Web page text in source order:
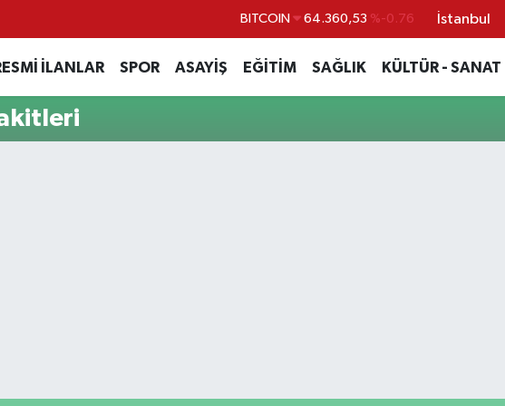
BITCOIN 64.360,53 %-0.76 İstanbul
İLANLAR SPOR ASAYİŞ EĞİTİM SAĞLIK KÜLTÜR - SANAT